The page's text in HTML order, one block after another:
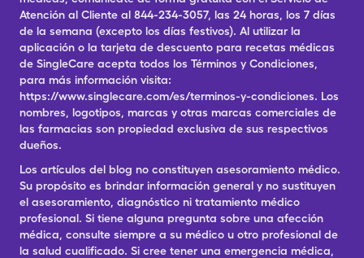
Atención al Cliente al 844-234-3057, las 24 horas, los 7 días
de la semana (excepto los días festivos). Al utilizar la
aplicación o la tarjeta de descuento para recetas médicas
de SingleCare acepta todos los Términos y Condiciones,
para más información visita:
https://www.singlecare.com/es/terminos-y-condiciones. Los
nombres, logotipos, marcas y otras marcas comerciales de
las farmacias son propiedad exclusiva de sus respectivos
dueños.
Los artículos del blog no constituyen asesoramiento médico.
Su propósito es brindar información general y no sustituyen
el asesoramiento, diagnóstico ni tratamiento médico
profesional. Si tiene alguna pregunta sobre una afección
médica, consulte siempre a su médico u otro profesional de
la salud cualificado. Si cree tener una emergencia médica,